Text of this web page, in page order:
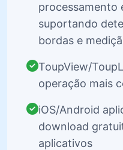
processamento
suportando
bordas e
ToupView/
operação mais
iOS/Android
download
aplicativos